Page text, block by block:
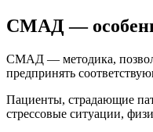
СМАД —
СМАД — методика,
предпринять
Пациенты, страдающие
стрессовые ситуации,